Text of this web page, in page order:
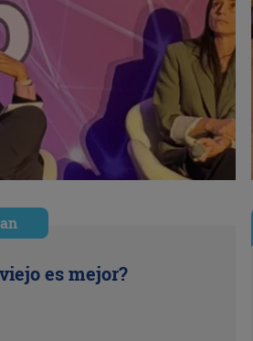
es mejor?